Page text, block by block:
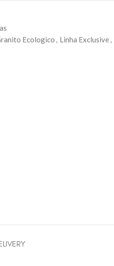
Ecologico , Linha Exclusive,